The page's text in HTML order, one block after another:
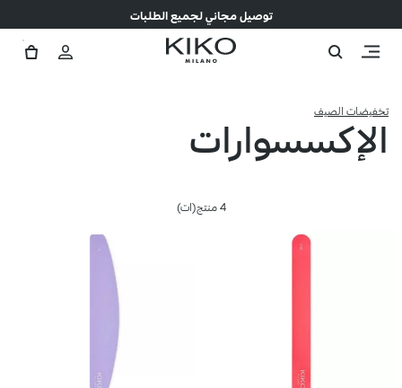
توصيل مجاني لجميع الطلبات
تخفيضات الصيف
الإكسسوارات
4 منتج(ات)